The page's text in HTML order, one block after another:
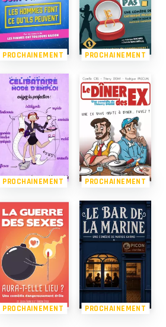
PROCHAINEMENT PROCHAINEMENT
PROCHAINEMENT PROCHAINEMENT
PROCHAINEMENT PROCHAINEMENT